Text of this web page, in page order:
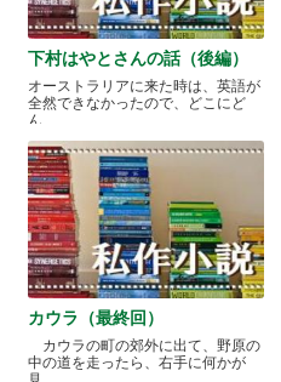
下村はやとさんの話（後編）
オーストラリアに来た時は、英語が
全然できなかったので、どこにど
ん.....
カウラ（最終回）
カウラの町の郊外に出て、野原の
中の道を走ったら、右手に何かが